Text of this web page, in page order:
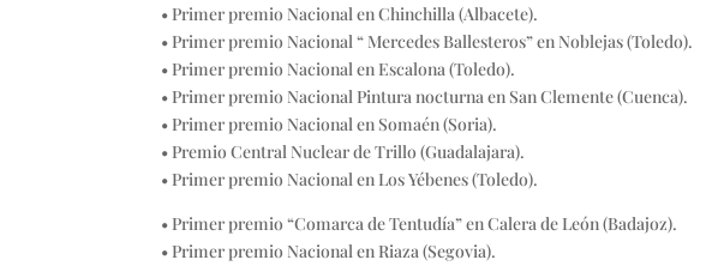
• Primer premio Nacional en Chinchilla (Albacete).
• Primer premio Nacional “ Mercedes Ballesteros” en Noblejas (Toledo).
• Primer premio Nacional en Escalona (Toledo).
• Primer premio Nacional Pintura nocturna en San Clemente (Cuenca).
• Primer premio Nacional en Somaén (Soria).
• Premio Central Nuclear de Trillo (Guadalajara).
• Primer premio Nacional en Los Yébenes (Toledo).
• Primer premio “Comarca de Tentudía” en Calera de León (Badajoz).
• Primer premio Nacional en Riaza (Segovia).